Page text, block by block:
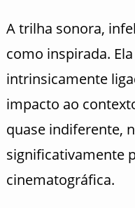
A trilha sonora,
como inspirada.
intrinsicamente
impacto ao
quase indiferente,
significativamente
cinematográfica.